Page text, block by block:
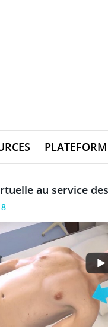
au service